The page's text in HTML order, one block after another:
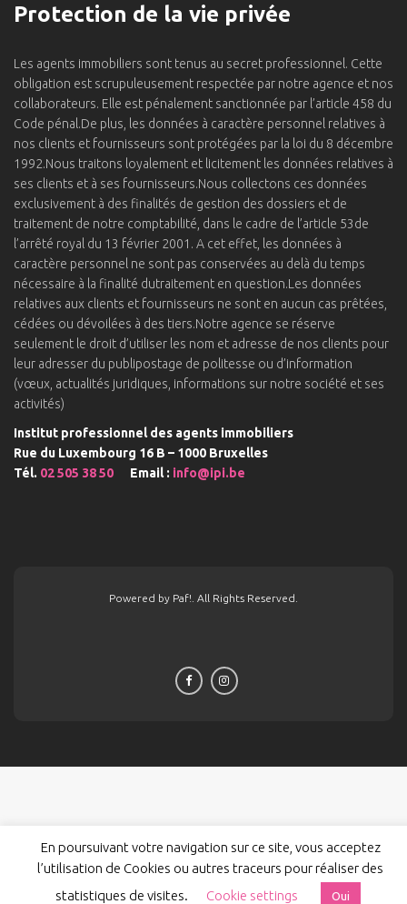
Protection de la vie privée
Les agents immobiliers sont tenus au secret professionnel. Cette
obligation est scrupuleusement respectée par notre agence et nos
collaborateurs. Elle est pénalement sanctionnée par l’article 458 du
Code pénal.De plus, les données à caractère personnel relatives à
nos clients et fournisseurs sont protégées par la loi du 8 décembre
1992.Nous traitons loyalement et licitement les données relatives à
ses clients et à ses fournisseurs.Nous collectons ces données
exclusivement à des finalités de gestion des dossiers et de
traitement de notre comptabilité, dans le cadre de l’article 53de
l’arrêté royal du 13 février 2001. A cet effet, les données à
caractère personnel ne sont pas conservées au delà du temps
nécessaire à la finalité dutraitement en question.Les données
relatives aux clients et fournisseurs ne sont en aucun cas prêtées,
cédées ou dévoilées à des tiers.Notre agence se réserve
seulement le droit d’utiliser les nom et adresse de nos clients pour
leur adresser du publipostage de politesse ou d’information
(vœux, actualités juridiques, informations sur notre société et ses
activités)
Institut professionnel des agents immobiliers
Rue du Luxembourg 16 B – 1000 Bruxelles
Tél. 02 505 38 50 Email : info@ipi.be
Powered by Paf!. All Rights Reserved.
En poursuivant votre navigation sur ce site, vous acceptez
l’utilisation de Cookies ou autres traceurs pour réaliser des
statistiques de visites.
Cookie settings Oui